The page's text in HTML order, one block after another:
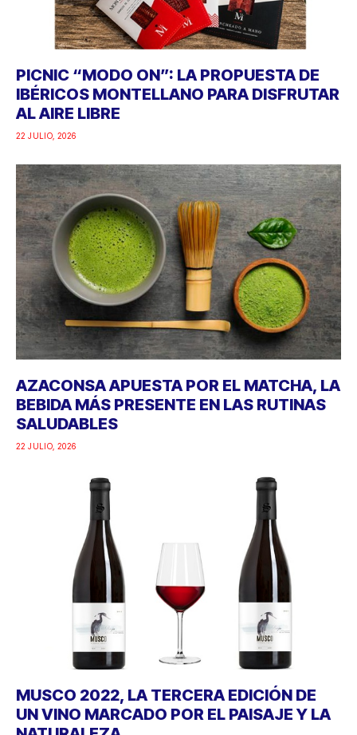
PICNIC “MODO ON”: LA PROPUESTA DE
IBÉRICOS MONTELLANO PARA DISFRUTAR
AL AIRE LIBRE
22 JULIO, 2026
AZACONSA APUESTA POR EL MATCHA, LA
BEBIDA MÁS PRESENTE EN LAS RUTINAS
SALUDABLES
22 JULIO, 2026
MUSCO 2022, LA TERCERA EDICIÓN DE
UN VINO MARCADO POR EL PAISAJE Y LA